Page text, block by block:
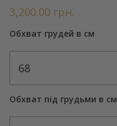
3,200.00 грн.
Обхват грудей в см
68
Обхват під грудьми в см